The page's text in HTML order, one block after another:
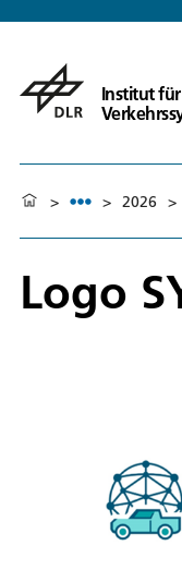
Institut für
> > 2026 >
Logo